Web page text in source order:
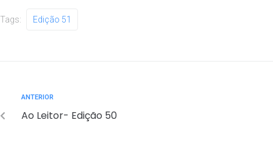
Tags: Edição 51
ANTERIOR
Ao Leitor- Edição 50